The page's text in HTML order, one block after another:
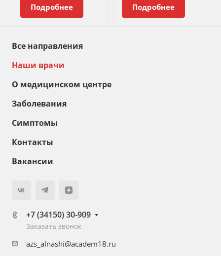
Подробнее Подробнее
Все направления
Наши врачи
О медицинском центре
Заболевания
Симптомы
Контакты
Вакансии
+7 (34150) 30-909
Заказать звонок
azs_alnashi@academ18.ru